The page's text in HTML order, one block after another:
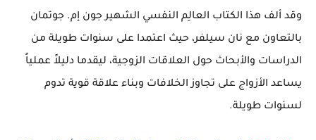
وقد ألف هذا الكتاب العالِم النفسي الشهيرجون إم. جوتمان
بالتعاون مع نان سيلفر، حيث اعتمدا على سنوات طويلة من
الدراسات والأبحاث حول العلاقات الزوجية، ليقدما دليلاً عملياً
يساعد الأزواج على تجاوز الخلافات وبناء علاقة قوية تدوم
لسنوات طويلة.